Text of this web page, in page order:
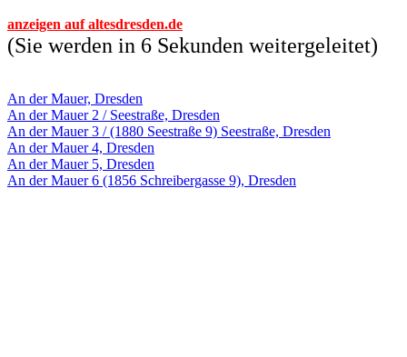
anzeigen auf altesdresden.de
(Sie werden in 6 Sekunden weitergeleitet)
An der Mauer, Dresden
An der Mauer 2 / Seestraße, Dresden
An der Mauer 3 / (1880 Seestraße 9) Seestraße, Dresden
An der Mauer 4, Dresden
An der Mauer 5, Dresden
An der Mauer 6 (1856 Schreibergasse 9), Dresden